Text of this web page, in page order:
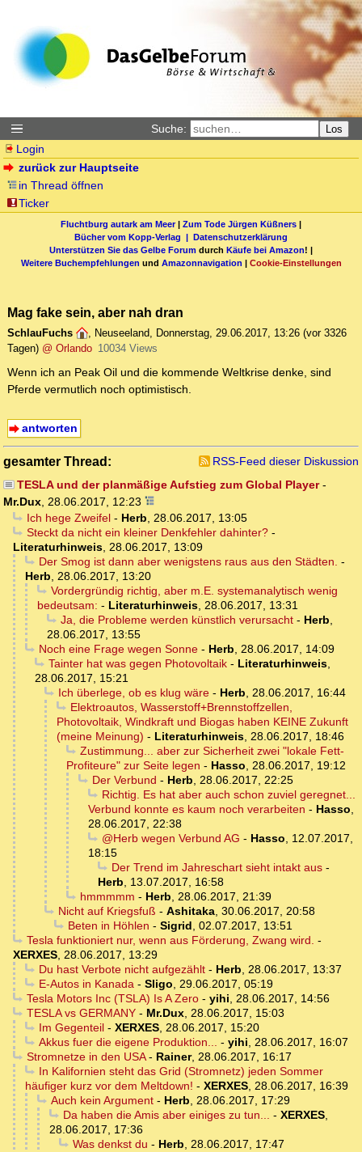
Suche: Los
Login
zurück zur Hauptseite
in Thread öffnen
Ticker
Fluchtburg autark am Meer| Zum Tode Jürgen Küßners |
Bücher vom Kopp-Verlag | Datenschutzerklärung
Unterstützen Sie das Gelbe Forum durch Käufe bei Amazon! |
Weitere Buchempfehlungen und Amazonnavigation | Cookie-Einstellungen
Mag fake sein, aber nah dran
SchlauFuchs , Neuseeland, Donnerstag, 29.06.2017, 13:26 (vor 3326
Tagen) @ Orlando 10034 Views
Wenn ich an Peak Oil und die kommende Weltkrise denke, sind
Pferde vermutlich noch optimistisch.
antworten
gesamter Thread:
RSS-Feed dieser Diskussion
TESLA und der planmäßige Aufstieg zum Global Player-
Mr.Dux, 28.06.2017, 12:23
Ich hege Zweifel- Herb, 28.06.2017, 13:05
Steckt da nicht ein kleiner Denkfehler dahinter?-
Literaturhinweis, 28.06.2017, 13:09
Der Smog ist dann aber wenigstens raus aus den Städten. -
Herb, 28.06.2017, 13:20
Vordergründig richtig, aber m.E. systemanalytisch wenig
bedeutsam: - Literaturhinweis, 28.06.2017, 13:31
Ja, die Probleme werden künstlich verursacht- Herb,
28.06.2017, 13:55
Noch eine Frage wegen Sonne- Herb, 28.06.2017, 14:09
Tainter hat was gegen Photovoltaik- Literaturhinweis,
28.06.2017, 15:21
Ich überlege, ob es klug wäre- Herb, 28.06.2017, 16:44
Elektroautos, Wasserstoff+Brennstoffzellen,
Photovoltaik, Windkraft und Biogas haben KEINE Zukunft
(meine Meinung) - Literaturhinweis, 28.06.2017, 18:46
Zustimmung... aber zur Sicherheit zwei "lokale Fett-
Profiteure" zur Seite legen - Hasso, 28.06.2017, 19:12
Der Verbund - Herb, 28.06.2017, 22:25
Richtig. Es hat aber auch schon zuviel geregnet...
Verbund konnte es kaum noch verarbeiten - Hasso,
28.06.2017, 22:38
@Herb wegen Verbund AG - Hasso, 12.07.2017,
18:15
Der Trend im Jahreschart sieht intakt aus-
Herb, 13.07.2017, 16:58
hmmmmm - Herb, 28.06.2017, 21:39
Nicht auf Kriegsfuß - Ashitaka, 30.06.2017, 20:58
Beten in Höhlen - Sigrid, 02.07.2017, 13:51
Tesla funktioniert nur, wenn aus Förderung, Zwang wird. -
XERXES, 28.06.2017, 13:29
Du hast Verbote nicht aufgezählt- Herb, 28.06.2017, 13:37
E-Autos in Kanada- Sligo, 29.06.2017, 05:19
Tesla Motors Inc (TSLA) Is A Zero- yihi, 28.06.2017, 14:56
TESLA vs GERMANY- Mr.Dux, 28.06.2017, 15:03
Im Gegenteil- XERXES, 28.06.2017, 15:20
Akkus fuer die eigene Produktion... - yihi, 28.06.2017, 16:07
Stromnetze in den USA- Rainer, 28.06.2017, 16:17
In Kalifornien steht das Grid (Stromnetz) jeden Sommer
häufiger kurz vor dem Meltdown! - XERXES, 28.06.2017, 16:39
Auch kein Argument- Herb, 28.06.2017, 17:29
Da haben die Amis aber einiges zu tun... - XERXES,
28.06.2017, 17:36
Was denkst du - Herb, 28.06.2017, 17:47